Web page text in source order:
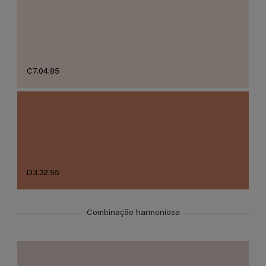
C7.04.85
D3.32.55
Combinação harmoniosa